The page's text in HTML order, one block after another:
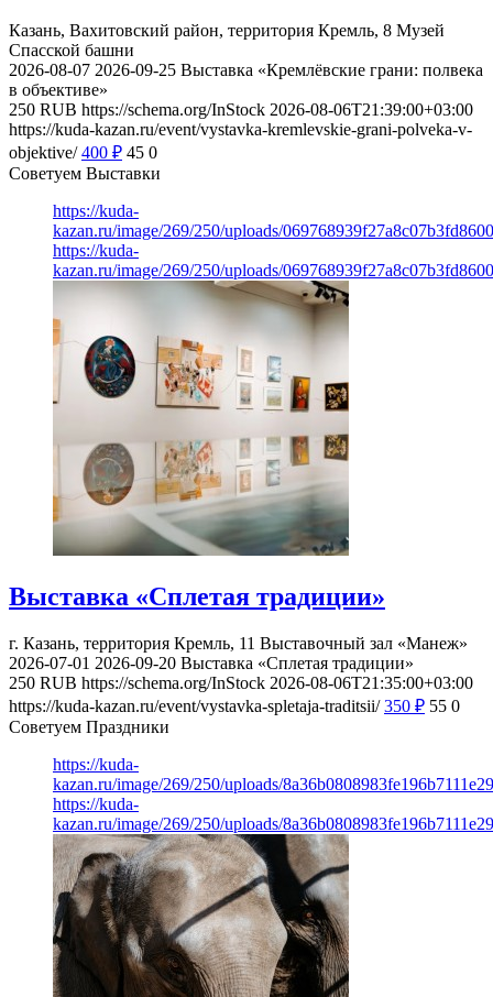
Казань, Вахитовский район, территория Кремль, 8 Музей
Спасской башни
2026-08-07 2026-09-25 Выставка «Кремлёвские грани: полвека
в объективе»
250 RUB https://schema.org/InStock 2026-08-06T21:39:00+03:00
https://kuda-kazan.ru/event/vystavka-kremlevskie-grani-polveka-v-
objektive/ 400 ₽ 45 0
Советуем Выставки
https://kuda-
kazan.ru/image/269/250/uploads/
https://kuda-
kazan.ru/image/269/250/uploads/
Выставка «Сплетая традиции»
г. Казань, территория Кремль, 11 Выставочный зал «Манеж»
2026-07-01 2026-09-20 Выставка «Сплетая традиции»
250 RUB https://schema.org/InStock 2026-08-06T21:35:00+03:00
https://kuda-kazan.ru/event/vystavka-spletaja-traditsii/ 350 ₽ 55 0
Советуем Праздники
https://kuda-
kazan.ru/image/269/250/uploads/
https://kuda-
kazan.ru/image/269/250/uploads/